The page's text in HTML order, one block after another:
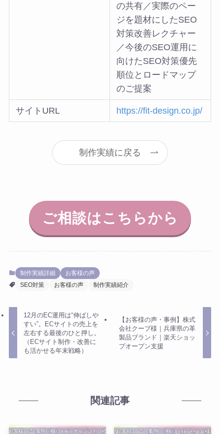
の共有／実際のペー
ジを題材にしたSEO
対策改善レクチャー
／今後のSEO運用に
向けたSEO対策優先
順位とロードマップ
のご提案
サイトURL https://fit-design.co.jp/
制作実績に戻る
ご相談はこちらから
制作実績詳細
お客様の声
SEO対策
お客様の声 制作実績紹介
12月のEC運用は“伸ばしや
すい”。ECサイトの売上を
左右する最後のひと押し。
（ECサイト制作・改善に
も活かせる年末戦略）
【お客様の声・事例】株式
会社クープ様｜兵庫県の革
製品ブランド｜楽天ショッ
プオープン支援
関連記事